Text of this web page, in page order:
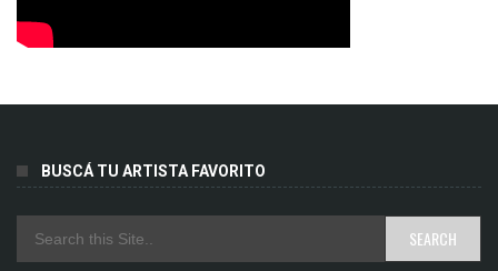
BUSCÁ TU ARTISTA FAVORITO